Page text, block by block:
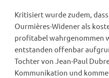
Kritisiert wurde zudem,
Ourmières-Widener als
profitabel wahrgenommen
entstanden offenbar
Tochter von Jean-Paul
Kommunikation und